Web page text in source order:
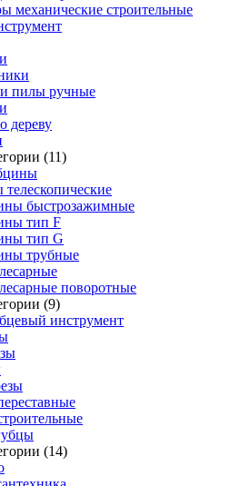
механические строительные
пилы ручные
дереву
(11)
телескопические
быстрозажимные
тип F
тип G
трубные
поворотные
(9)
инструмент
(14)